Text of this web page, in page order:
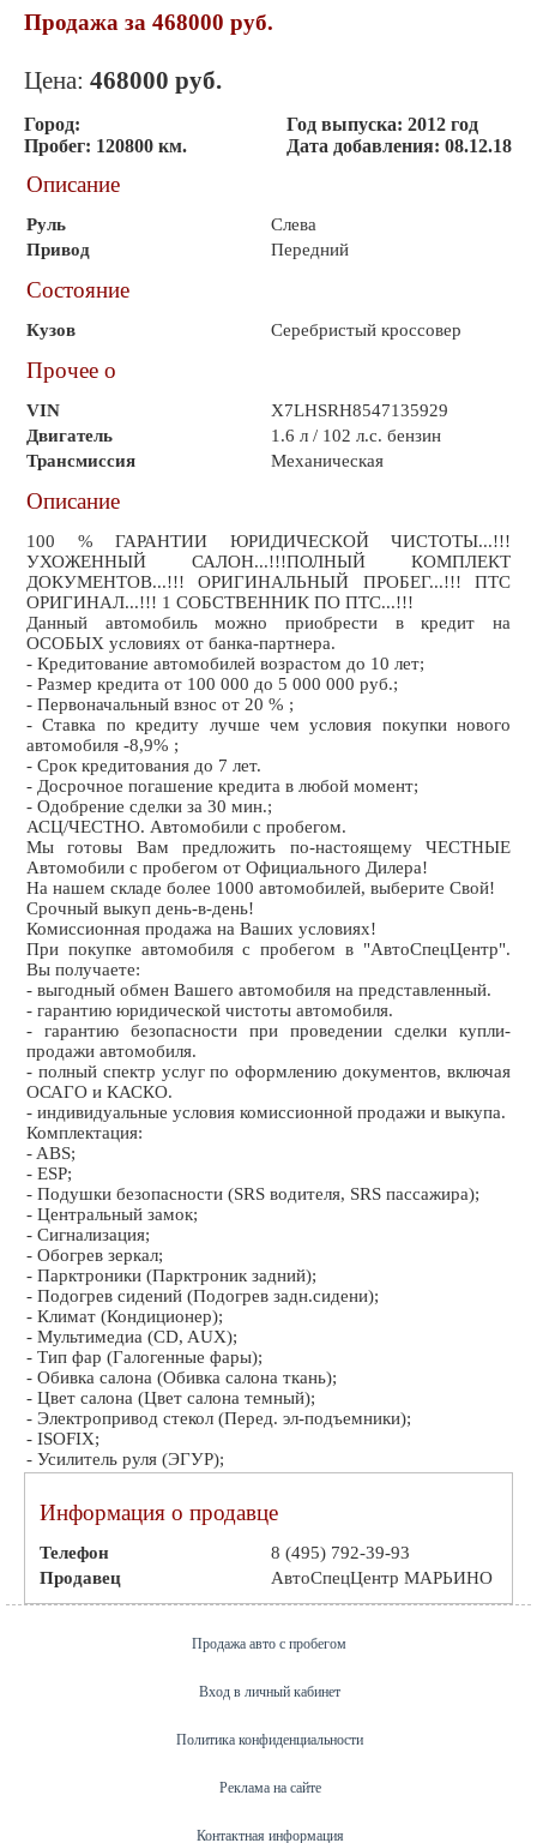
Продажа за 468000 руб.
Цена: 468000 руб.
Город: Год выпуска: 2012 год
Пробег: 120800 км. Дата добавления: 08.12.18
Описание
Руль
Слева
Привод
Передний
Состояние
Кузов Серебристый кроссовер
Прочее о
VIN
X7LHSRH8547135929
Двигатель
1.6 л / 102 л.с. бензин
Трансмиссия
Механическая
Описание
100 % ГАРАНТИИ ЮРИДИЧЕСКОЙ ЧИСТОТЫ...!!!
УХОЖЕННЫЙ САЛОН...!!!ПОЛНЫЙ КОМПЛЕКТ
ДОКУМЕНТОВ...!!! ОРИГИНАЛЬНЫЙ ПРОБЕГ...!!! ПТС
ОРИГИНАЛ...!!! 1 СОБСТВЕННИК ПО ПТС...!!!
Данный автомобиль можно приобрести в кредит на
ОСОБЫХ условиях от банка-партнера.
- Кредитование автомобилей возрастом до 10 лет;
- Размер кредита от 100 000 до 5 000 000 руб.;
- Первоначальный взнос от 20 % ;
- Ставка по кредиту лучше чем условия покупки нового
автомобиля -8,9% ;
- Срок кредитования до 7 лет.
- Досрочное погашение кредита в любой момент;
- Одобрение сделки за 30 мин.;
АСЦ/ЧЕСТНО. Автомобили с пробегом.
Мы готовы Вам предложить по-настоящему ЧЕСТНЫЕ
Автомобили с пробегом от Официального Дилера!
На нашем складе более 1000 автомобилей, выберите Свой!
Срочный выкуп день-в-день!
Комиссионная продажа на Ваших условиях!
При покупке автомобиля с пробегом в "АвтоСпецЦентр".
Вы получаете:
- выгодный обмен Вашего автомобиля на представленный.
- гарантию юридической чистоты автомобиля.
- гарантию безопасности при проведении сделки купли-
продажи автомобиля.
- полный спектр услуг по оформлению документов, включая
ОСАГО и КАСКО.
- индивидуальные условия комиссионной продажи и выкупа.
Комплектация:
- ABS;
- ESP;
- Подушки безопасности (SRS водителя, SRS пассажира);
- Центральный замок;
- Сигнализация;
- Обогрев зеркал;
- Парктроники (Парктроник задний);
- Подогрев сидений (Подогрев задн.сидени);
- Климат (Кондиционер);
- Мультимедиа (CD, AUX);
- Тип фар (Галогенные фары);
- Обивка салона (Обивка салона ткань);
- Цвет салона (Цвет салона темный);
- Электропривод стекол (Перед. эл-подъемники);
- ISOFIX;
- Усилитель руля (ЭГУР);
Информация о продавце
Телефон
8 (495) 792-39-93
Продавец
АвтоСпецЦентр МАРЬИНО
Продажа авто с пробегом
Вход в личный кабинет
Политика конфиденциальности
Реклама на сайте
Контактная информация